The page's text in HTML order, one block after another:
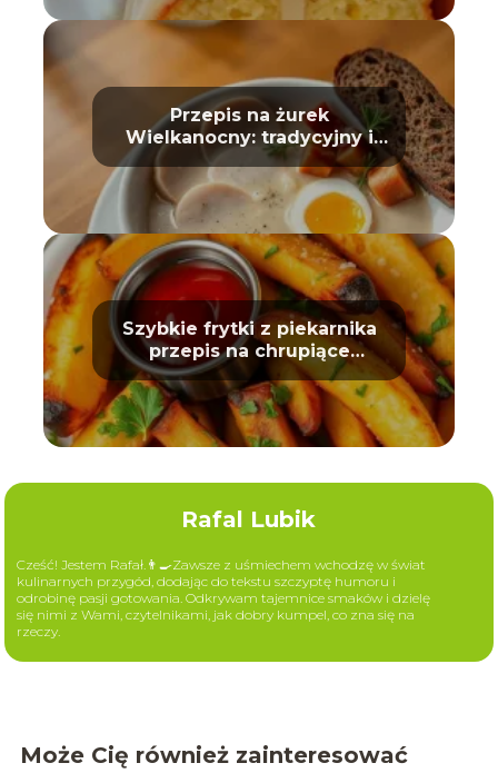
Przepis na żurek
Wielkanocny: tradycyjny i
prosty
Szybkie frytki z piekarnika
przepis na chrupiące
ziemniaki
Rafal Lubik
Cześć! Jestem Rafał.👨‍🍳Zawsze z uśmiechem wchodzę w świat
kulinarnych przygód, dodając do tekstu szczyptę humoru i
odrobinę pasji gotowania. Odkrywam tajemnice smaków i dzielę
się nimi z Wami, czytelnikami, jak dobry kumpel, co zna się na
rzeczy.
Może Cię również zainteresować